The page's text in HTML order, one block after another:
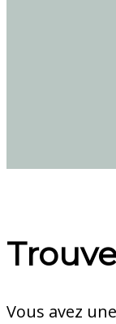
Vous avez